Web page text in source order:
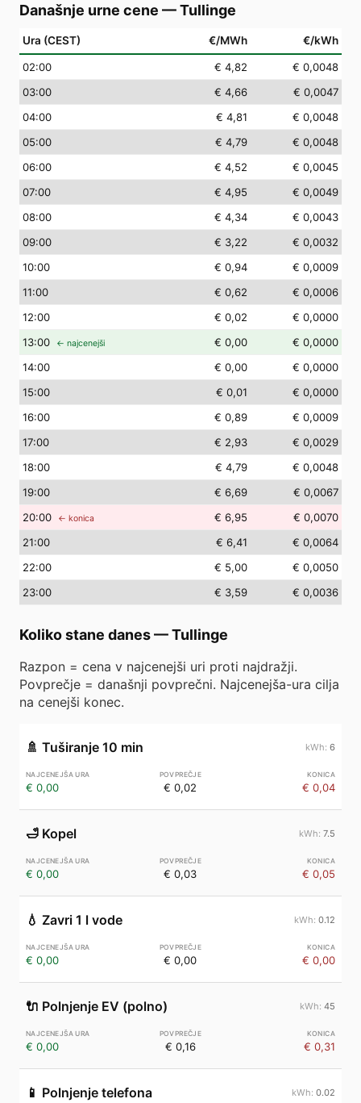
Današnje urne cene —Tullinge
Ura (CEST) €/MWh €/kWh
02:00 € 4,82
€ 0,0048
03:00 € 4,66
€ 0,0047
04:00 € 4,81
€ 0,0048
05:00 € 4,79
€ 0,0048
06:00 € 4,52
€ 0,0045
07:00 € 4,95
€ 0,0049
08:00 € 4,34
€ 0,0043
09:00 € 3,22
€ 0,0032
10:00 € 0,94
€ 0,0009
11:00 € 0,62
€ 0,0006
12:00 € 0,02
€ 0,0000
13:00 ← najcenejši € 0,00
€ 0,0000
14:00 € 0,00
€ 0,0000
15:00 € 0,01
€ 0,0000
16:00 € 0,89
€ 0,0009
17:00 € 2,93
€ 0,0029
18:00 € 4,79
€ 0,0048
19:00 € 6,69
€ 0,0067
20:00 ← konica € 6,95
€ 0,0070
21:00 € 6,41
€ 0,0064
22:00 € 5,00
€ 0,0050
23:00 € 3,59 € 0,0036
Koliko stane danes—Tullinge
Razpon = cena v najcenejši uri proti najdražji.
Povprečje = današnji povprečni. Najcenejša-ura cilja
na cenejši konec.
🚿 Tuširanje 10 min 6
€ 0,00 € 0,02 € 0,04
🛁 Kopel 7.5
€ 0,00 € 0,03 € 0,05
💧 Zavri 1 l vode 0.12
€ 0,00 € 0,00 € 0,00
🔌 Polnjenje EV (polno) 45
€ 0,00 € 0,16 € 0,31
📱 Polnjenje telefona 0.02